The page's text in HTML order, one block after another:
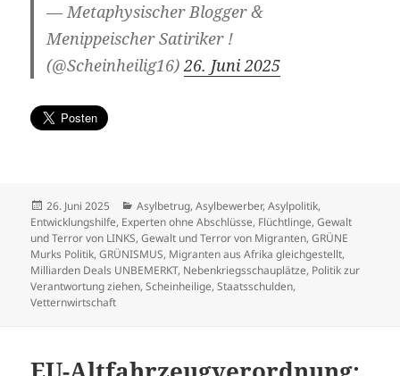
— Metaphysischer Blogger &
Menippeischer Satiriker !
(@Scheinheilig16)26. Juni 2025
Veröffentlicht
am
26. Juni 2025 Kategorien
Asylbetrug,Asylbewerber,Asylpolitik,
Entwicklungshilfe, Experten ohne Abschlüsse, Flüchtlinge,Gewalt
und Terror von LINKS,Gewalt und Terror von Migranten,GRÜNE
Murks Politik,GRÜNISMUS, Migranten aus Afrika gleichgestellt,
Milliarden Deals UNBEMERKT, Nebenkriegsschauplätze, Politik zur
Verantwortung ziehen,Scheinheilige,Staatsschulden,
Vetternwirtschaft